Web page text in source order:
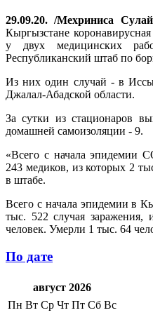
29.09.20. /Мехриниса
Кыргызстане
у двух медицинских
Республиканский штаб по
Из них один случай - в
Джалал-Абадской области.
За сутки из стационаров
домашней самоизоляции - 9.
«Всего с начала эпидемии
243 медиков, из которых 2
в штабе.
Всего с начала эпидемии в
тыс. 522 случая заражения,
человек. Умерли 1 тыс. 64
По дате
август 2026
Пн Вт Ср Чт Пт Сб Вс